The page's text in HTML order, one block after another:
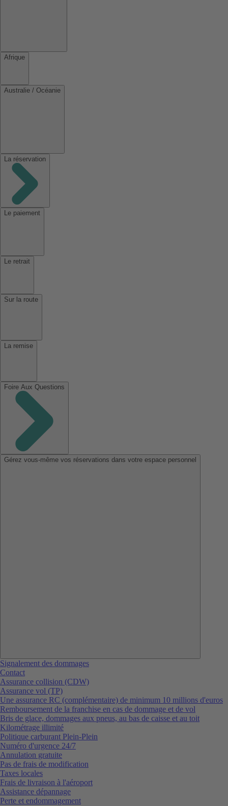
Afrique
Australie / Océanie
La réservation
Le paiement
Le retrait
Sur la route
La remise
Foire Aux Questions
Gérez vous-même vos réservations dans votre espace personnel
Signalement des dommages
Contact
Assurance collision (CDW)
Assurance vol (TP)
Une assurance RC (complémentaire) de minimum 10 millions d'euros
Remboursement de la franchise en cas de dommage et de vol
Bris de glace, dommages aux pneus, au bas de caisse et au toit
Kilométrage illimité
Politique carburant Plein-Plein
Numéro d'urgence 24/7
Annulation gratuite
Pas de frais de modification
Taxes locales
Frais de livraison à l'aéroport
Assistance dépannage
Perte et endommagement